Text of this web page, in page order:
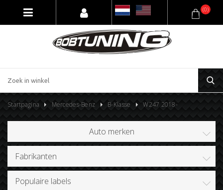
(0)
Startpagina Mercedes-Benz B-Klasse W247 2018-
Auto merken
Fabrikanten
Populaire labels